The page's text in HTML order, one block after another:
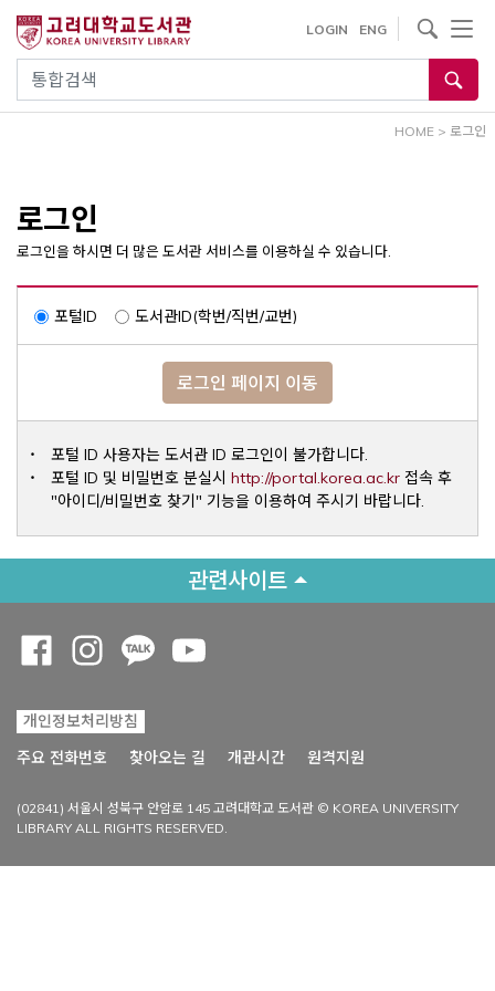
건
통합검색
LOGIN ENG
사이트내 검색
HOME > 로그인
로그인
로그인을 하시면 더 많은 도서관 서비스를 이용하실 수 있습니다.
포털ID 도서관ID(학번/직번/교번)
로그인 페이지 이동
포털 ID 사용자는 도서관 ID 로그인이 불가합니다.
포털 ID 및 비밀번호 분실시 http://portal.korea.ac.krOpens a
접속 후
"아이디/비밀번호 찾기" 기능을 이용하여 주시기 바랍니다.
관련사이트
개인정보처리방침
주요 전화번호
찾아오는 길 개관시간 원격지원
(02841) 서울시 성북구 안암로 145 고려대학교 도서관 © KOREA UNIVERSITY
LIBRARY ALL RIGHTS RESERVED.
Opens a new window
Opens a new window
Opens a new window